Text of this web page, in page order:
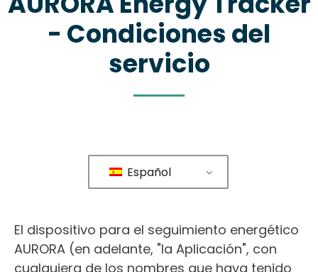
- Condiciones del
servicio
Español
El dispositivo para el seguimiento energético
AURORA (en adelante, "la Aplicación", con
cualquiera de los nombres que haya tenido